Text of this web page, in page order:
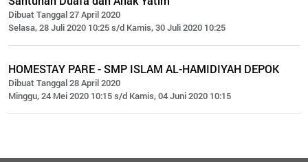
Dibuat Tanggal 27 April 2020
Selasa, 28 Juli 2020 10:25 s/d Kamis, 30 Juli 2020 10:25
HOMESTAY PARE - SMP ISLAM AL-HAMIDIYAH DEPOK
Dibuat Tanggal 28 April 2020
Minggu, 24 Mei 2020 10:15 s/d Kamis, 04 Juni 2020 10:15